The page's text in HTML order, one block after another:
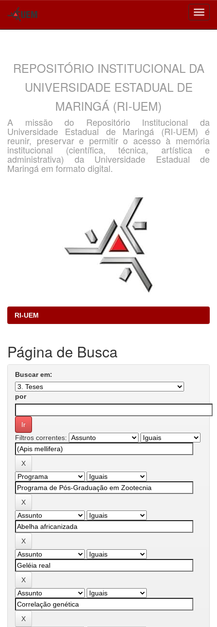
REPOSITÓRIO INSTITUCIONAL DA
UNIVERSIDADE ESTADUAL DE
MARINGÁ (RI-UEM)
A missão do Repositório Institucional da
Universidade Estadual de Maringá (RI-UEM) é
reunir, preservar e permitir o acesso à memória
institucional (científica, técnica, artística e
administrativa) da Universidade Estadual de
Maringá em formato digital.
RI-UEM
Página de Busca
Buscar em:
por
Filtros correntes: